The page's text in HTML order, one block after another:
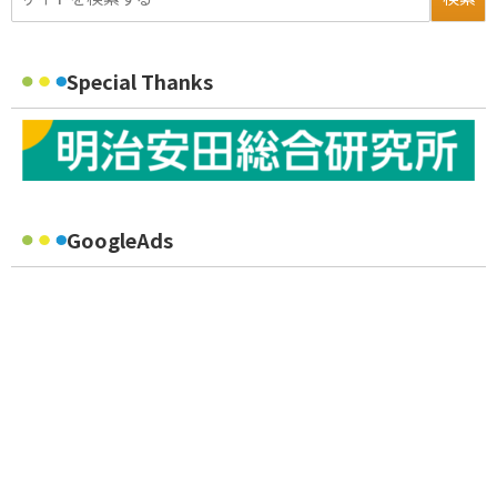
Special Thanks
GoogleAds